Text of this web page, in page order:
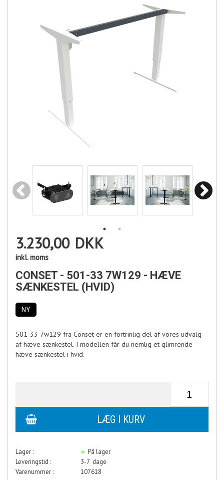
3.230,00 DKK
inkl. moms
CONSET - 501-33 7W129 - HÆVE
SÆNKESTEL (HVID)
NY
501-33 7w129 fra Conset er en fortrinlig del af vores udvalg
af hæve sænkestel. I modellen får du nemlig et glimrende
hæve sænkestel i hvid.
Lager :
På lager
Leveringstid :
3-7 dage
Varenummer :
107618